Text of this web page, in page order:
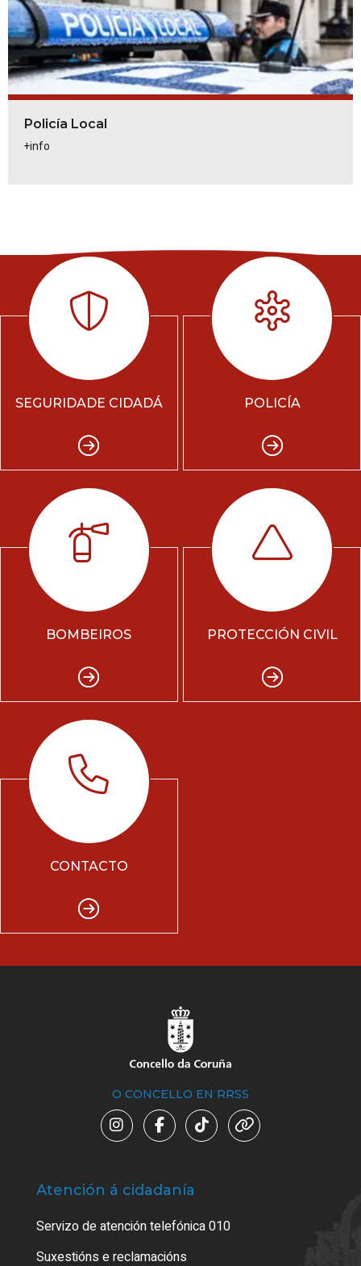
Policía Local
+info
SEGURIDADE CIDADÁ POLICÍA
BOMBEIROS PROTECCIÓN CIVIL
CONTACTO
O CONCELLO EN RRSS
Atención á cidadanía
Servizo de atención telefónica 010
Suxestións e reclamacións